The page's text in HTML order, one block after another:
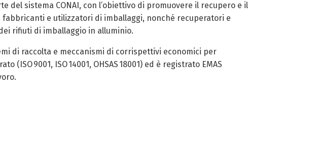
del sistema CONAI, con l’obiettivo di promuovere il recupero e il
e utilizzatori di imballaggi, nonché recuperatori e
rifiuti di imballaggio in alluminio.
di raccolta e meccanismi di corrispettivi economici per
9001, ISO 14001, OHSAS 18001) ed è registrato EMAS